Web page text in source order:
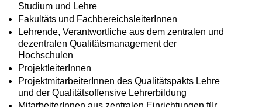
Studium und Lehre
Fakultäts und FachbereichsleiterInnen
Lehrende, Verantwortliche aus dem zentralen und
dezentralen Qualitätsmanagement der
Hochschulen
ProjektleiterInnen
ProjektmitarbeiterInnen des Qualitätspakts Lehre
und der Qualitätsoffensive Lehrerbildung